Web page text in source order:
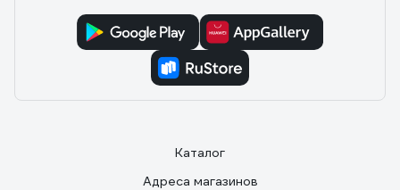
Каталог
Адреса магазинов